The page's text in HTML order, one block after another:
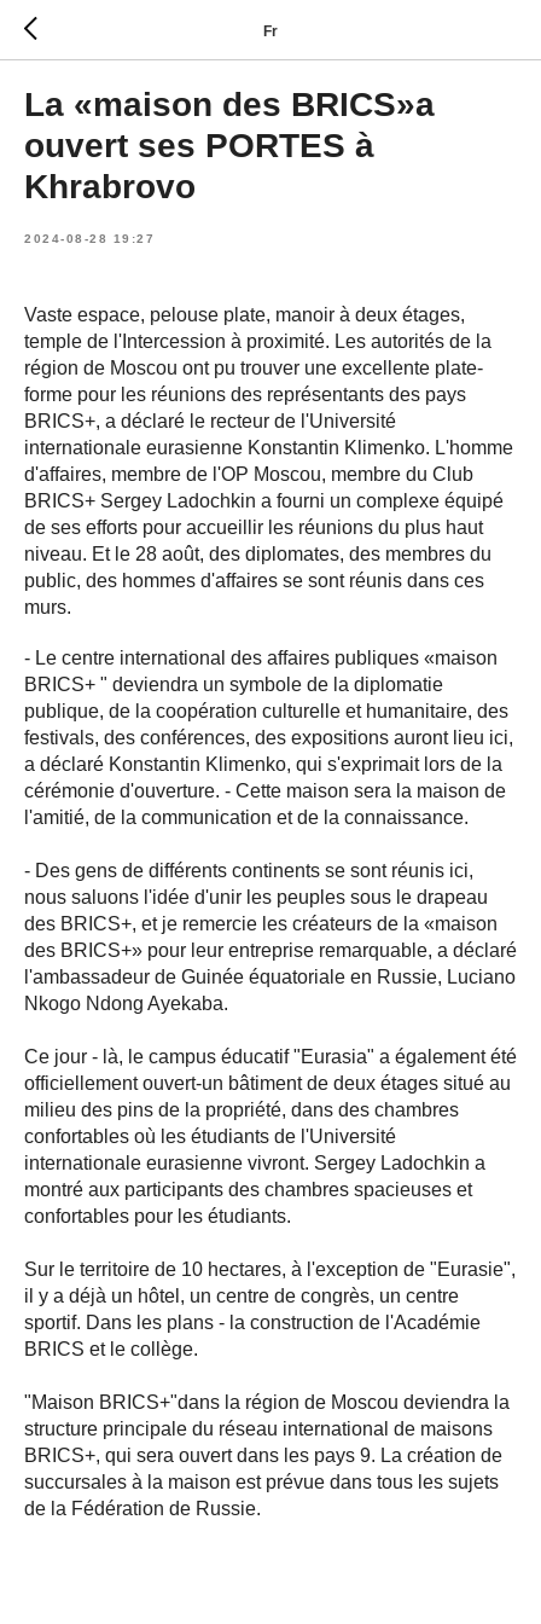
Fr
La «maison des BRICS»a
ouvert ses PORTES à
Khrabrovo
2024-08-28 19:27
Vaste espace, pelouse plate, manoir à deux étages,
temple de l'Intercession à proximité. Les autorités de la
région de Moscou ont pu trouver une excellente plate-
forme pour les réunions des représentants des pays
BRICS+, a déclaré le recteur de l'Université
internationale eurasienne Konstantin Klimenko. L'homme
d'affaires, membre de l'OP Moscou, membre du Club
BRICS+ Sergey Ladochkin a fourni un complexe équipé
de ses efforts pour accueillir les réunions du plus haut
niveau. Et le 28 août, des diplomates, des membres du
public, des hommes d'affaires se sont réunis dans ces
murs.
- Le centre international des affaires publiques «maison
BRICS+ " deviendra un symbole de la diplomatie
publique, de la coopération culturelle et humanitaire, des
festivals, des conférences, des expositions auront lieu ici,
a déclaré Konstantin Klimenko, qui s'exprimait lors de la
cérémonie d'ouverture. - Cette maison sera la maison de
l'amitié, de la communication et de la connaissance.
- Des gens de différents continents se sont réunis ici,
nous saluons l'idée d'unir les peuples sous le drapeau
des BRICS+, et je remercie les créateurs de la «maison
des BRICS+» pour leur entreprise remarquable, a déclaré
l'ambassadeur de Guinée équatoriale en Russie, Luciano
Nkogo Ndong Ayekaba.
Ce jour - là, le campus éducatif "Eurasia" a également été
officiellement ouvert-un bâtiment de deux étages situé au
milieu des pins de la propriété, dans des chambres
confortables où les étudiants de l'Université
internationale eurasienne vivront. Sergey Ladochkin a
montré aux participants des chambres spacieuses et
confortables pour les étudiants.
Sur le territoire de 10 hectares, à l'exception de "Eurasie",
il y a déjà un hôtel, un centre de congrès, un centre
sportif. Dans les plans - la construction de l'Académie
BRICS et le collège.
"Maison BRICS+"dans la région de Moscou deviendra la
structure principale du réseau international de maisons
BRICS+, qui sera ouvert dans les pays 9. La création de
succursales à la maison est prévue dans tous les sujets
de la Fédération de Russie.